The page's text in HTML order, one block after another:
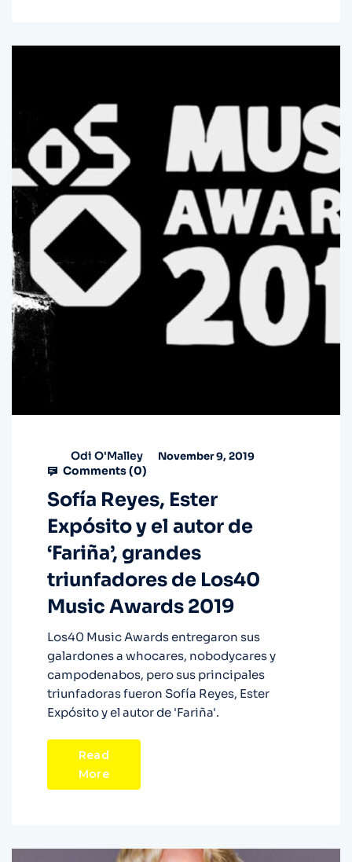
Odi O'Malley November 9, 2019
Comments (0)
Sofía Reyes, Ester
Expósito y el autor de
‘Fariña’, grandes
triunfadores de Los40
Music Awards 2019
Los40 Music Awards entregaron sus
galardones a whocares, nobodycares y
campodenabos, pero sus principales
triunfadoras fueron Sofía Reyes, Ester
Expósito y el autor de 'Fariña'.
Read
More